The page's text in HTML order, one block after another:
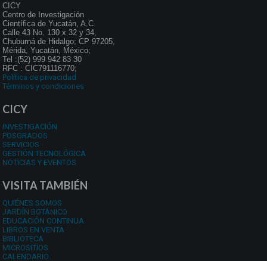
CICY
Centro de Investigación
Científica de Yucatán, A.C.
Calle 43 No. 130 x 32 y 34,
Chuburná de Hidalgo; CP 97205,
Mérida, Yucatán, México;
Tel :(52) 999 942 83 30
RFC : CIC791116770;
Política de privacidad
Términos y condiciones
CICY
INVESTIGACIÓN
POSGRADOS
SERVICIOS
GESTIÓN TECNOLÓGICA
NOTICIAS Y EVENTOS
VISITA TAMBIÉN
QUIÉNES SOMOS
JARDÍN BOTÁNICO
EDUCACIÓN CONTINUA
LIBROS EN VENTA
BIBLIOTECA
MICROSITIOS
CALENDARIO